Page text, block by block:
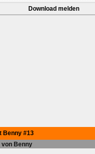
Download melden
Benny #13
von Benny